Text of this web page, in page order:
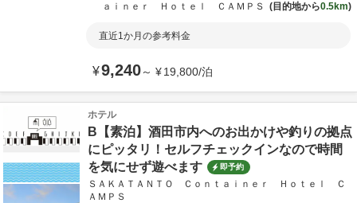
ａｉｎｅｒ Ｈｏｔｅｌ ＣＡＭＰＳ
目的地から0.5km
直近1か月の参考料金
¥9,240～ ¥19,800/泊
ホテル
B【素泊】酒田市内へのお出かけや釣りの拠点
にピッタリ！セルフチェックインなので時間
を気にせず遊べます
即予約
ＳＡＫＡＴＡＮＴＯ Ｃｏｎｔａｉｎｅｒ Ｈｏｔｅｌ Ｃ
ＡＭＰＳ